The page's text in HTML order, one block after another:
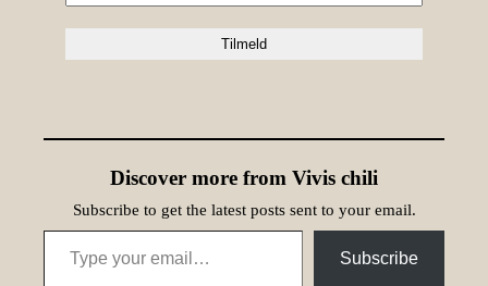
Discover more from Vivis chili
Subscribe to get the latest posts sent to your email.
Type your email…
Subscribe